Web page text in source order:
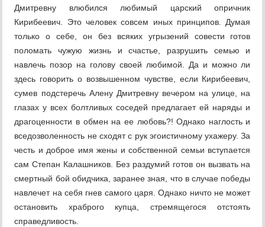
Дмитревну влюбился любимый царский опричник
Кирибеевич. Это человек совсем иных принципов. Думая
только о себе, он без всяких угрызений совести готов
поломать чужую жизнь и счастье, разрушить семью и
навлечь позор на голову своей любимой. Да и можно ли
здесь говорить о возвышенном чувстве, если Кирибеевич,
сумев подстеречь Алену Дмитревну вечером на улице, на
глазах у всех болтливых соседей предлагает ей наряды и
драгоценности в обмен на ее любовь?! Однако наглость и
вседозволенность не сходят с рук эгоистичному ухажеру. За
честь и доброе имя жены и собственной семьи вступается
сам Степан Калашников. Без раздумий готов он вызвать на
смертный бой обидчика, заранее зная, что в случае победы
навлечет на себя гнев самого царя. Однако ничто не может
остановить храброго купца, стремящегося отстоять
справедливость.